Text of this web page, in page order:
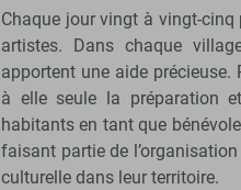
Chaque jour vingt à vingt-
artistes. Dans chaque
apportent une aide
à elle seule la préparation
habitants en tant que
faisant partie de
culturelle dans leur territoire.